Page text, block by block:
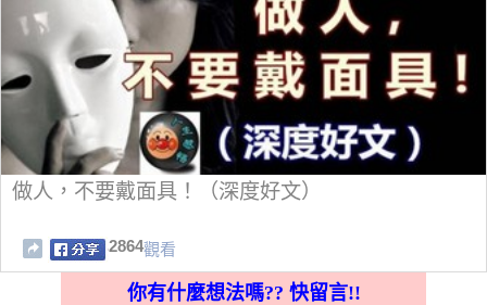
做人，不要戴面具！（深度好文）
2864觀看
你有什麼想法嗎?? 快留言!!